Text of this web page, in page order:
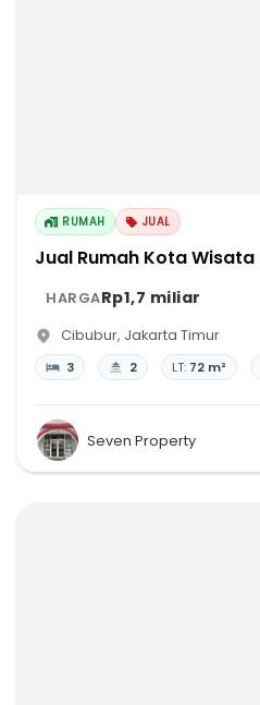
RUMAH JUAL
Jual Rumah Kota Wisata
HARGARp1,7 miliar
Cibubur, Jakarta Timur
3 2 LT: 72 m²
Seven Property